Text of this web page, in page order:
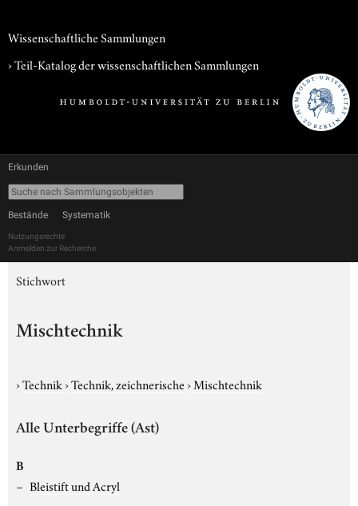
Wissenschaftliche Sammlungen
› Teil-Katalog der wissenschaftlichen Sammlungen
Erkunden
Bestände Systematik
Nutzungsrechte
Anmelden zur Recherche
Stichwort
Mischtechnik
›Technik›Technik, zeichnerische›Mischtechnik
Alle Unterbegriffe (Ast)
B
Bleistift und Acryl